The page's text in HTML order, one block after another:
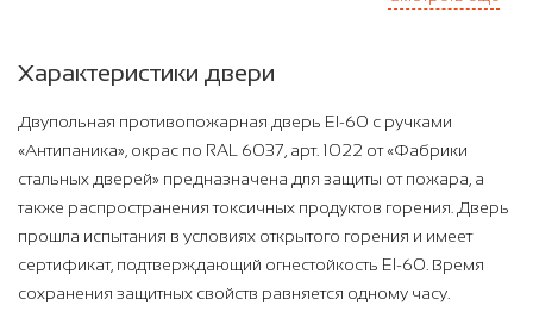
Характеристики двери
Двупольная противопожарная дверь EI-60 с ручками
«Антипаника», окрас по RAL 6037, арт. 1022 от «Фабрики
стальных дверей» предназначена для защиты от пожара, а
также распространения токсичных продуктов горения. Дверь
прошла испытания в условиях открытого горения и имеет
сертификат, подтверждающий огнестойкость EI-60. Время
сохранения защитных свойств равняется одному часу.